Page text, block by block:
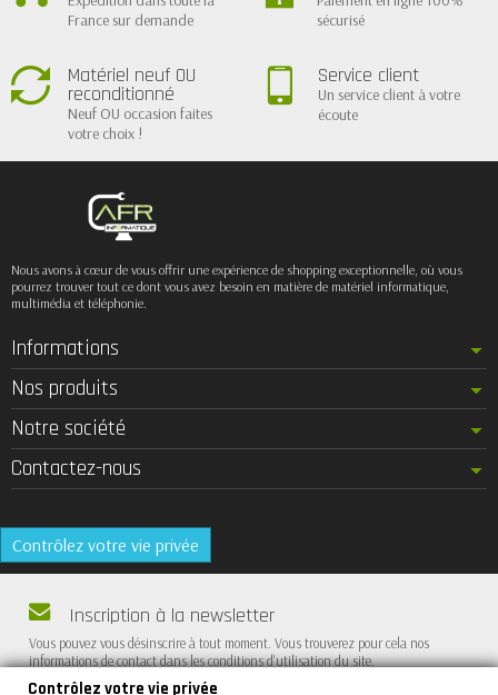
France sur demande
sécurisé
Matériel neuf OU
reconditionné
Neuf OU occasion faites
votre choix !
Service client
Un service client à votre
écoute
Nous avons à cœur de vous offrir une expérience de shopping exceptionnelle, où vous
pourrez trouver tout ce dont vous avez besoin en matière de matériel informatique,
multimédia et téléphonie.
Informations
Nos produits
Notre société
Contactez-nous
Contrôlez votre vie privée
Inscription à la newsletter
Vous pouvez vous désinscrire à tout moment. Vous trouverez pour cela nos
informations de contact dans les conditions d'utilisation du site.
Contrôlez votre vie privée